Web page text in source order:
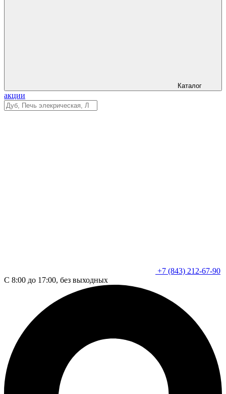
Каталог
акции
+7 (843) 212-67-90
С 8:00 до 17:00, без выходных